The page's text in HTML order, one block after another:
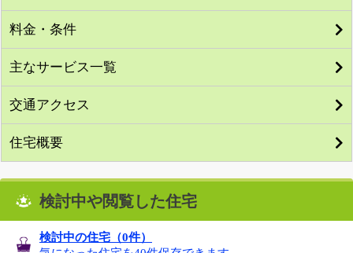
料金・条件
主なサービス一覧
交通アクセス
住宅概要
検討中や閲覧した住宅
検討中の住宅（0件）